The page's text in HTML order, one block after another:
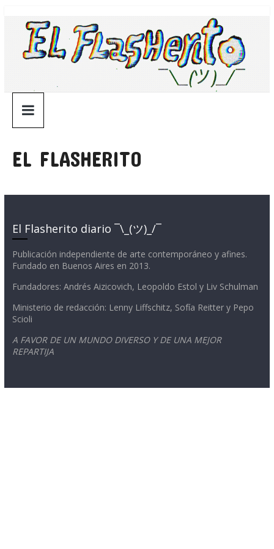
contenido
¯\_(ツ)_/
¯
EL FLASHERITO
El Flasherito diario ¯\_(ツ)_/¯
Publicación independiente de arte contemporáneo y afines.
Fundado en Buenos Aires en 2013.
Fundadores: Andrés Aizicovich, Leopoldo Estol y Liv Schulman
Ministerio de redacción: Lenny Liffschitz, Sofía Reitter y Pepo
Scioli
A FAVOR DE UN MUNDO DIVERSO Y DE UNA MEJOR
REPARTIJA